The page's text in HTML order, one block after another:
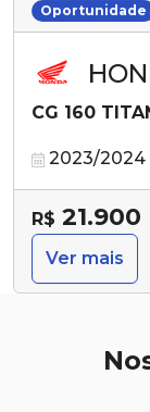
Oportunidade
CG 160
2023/2024
R$ 21.900
Ver mais